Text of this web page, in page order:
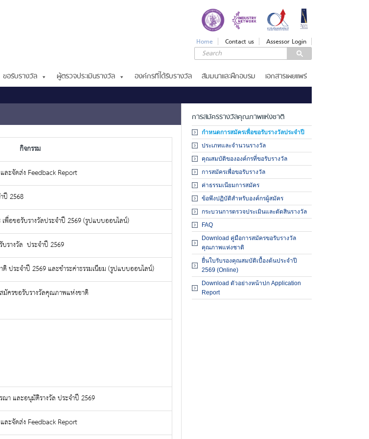
Home Contact us Assessor Login
ขอรับรางวัล ผู้ตรวจประเมินรางวัล องค์กรที่ได้รับรางวัล สัมมนาและฝึกอบรม เอกสารเผยแพร่
กิจกรรม
ละจัดส่ง Feedback Report
ปี 2568
อขอรับรางวัลประจำปี 2569 (รูปแบบออนไลน์)
รางวัล ประจำปี 2569
ประจำปี 2569 และชำระค่าธรรมเนียม (รูปแบบออนไลน์)
มัครขอรับรางวัลคุณภาพแห่งชาติ
า และอนุมัติรางวัล ประจำปี 2569
ละจัดส่ง Feedback Report
การสมัครรางวัลคุณภาพแห่งชาติ
กำหนดการสมัครเพื่อขอรับรางวัลประจำปี
ประเภทและจำนวนรางวัล
คุณสมบัติขององค์กรที่ขอรับรางวัล
การสมัครเพื่อขอรับรางวัล
ค่าธรรมเนียมการสมัคร
ข้อพึงปฏิบัติสำหรับองค์กรผู้สมัคร
กระบวนการตรวจประเมินและตัดสินรางวัล
FAQ
Download คู่มือการสมัครขอรับรางวัล
คุณภาพแห่งชาติ
ยื่นใบรับรองคุณสมบัติเบื้องต้นประจำปี
2569 (Online)
Download ตัวอย่างหน้าปก Application
Report
LOGIN
Login
Username
Password
SERVICES
รางวัลคุณภาพแห่งชาติ
ผู้ตรวจประเมินรางวัล
องค์กรที่ได้รับรางวัล
สัมมนาและฝึกอบรม
เอกสารเผยแพร่